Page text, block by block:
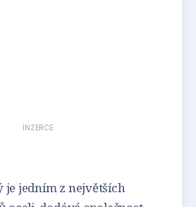
INZERCE
je jedním z největších